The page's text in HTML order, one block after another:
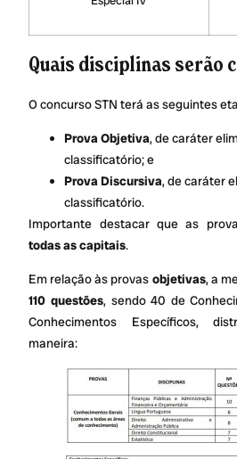
Quais disciplinas serão
O concurso STN terá as seguintes
Prova Objetiva, de caráter
classificatório; e
Prova Discursiva, de caráter
classificatório.
Importante destacar que as
todas as capitais.
Em relação às provas objetivas, a
110 questões, sendo 40 de
Conhecimentos Específicos,
maneira: